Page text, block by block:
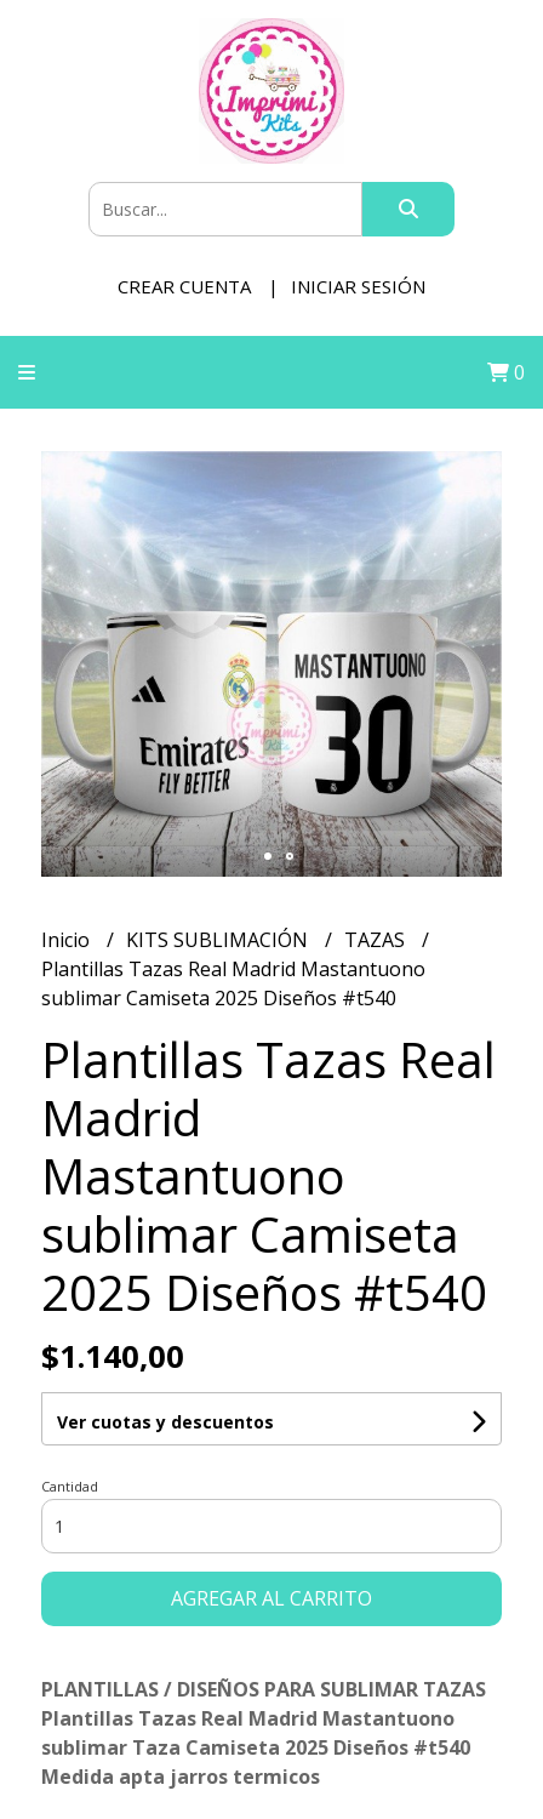
CREAR CUENTA INICIAR SESIÓN
0
Inicio KITS SUBLIMACIÓN
TAZAS
Plantillas Tazas Real Madrid Mastantuono
sublimar Camiseta 2025 Diseños #t540
Plantillas Tazas Real
Madrid
Mastantuono
sublimar Camiseta
2025 Diseños #t540
$1.140,00
Ver cuotas y descuentos
Cantidad
AGREGAR AL CARRITO
PLANTILLAS / DISEÑOS PARA SUBLIMAR TAZAS
Plantillas Tazas Real Madrid Mastantuono
sublimar Taza Camiseta 2025 Diseños #t540
Medida apta jarros termicos